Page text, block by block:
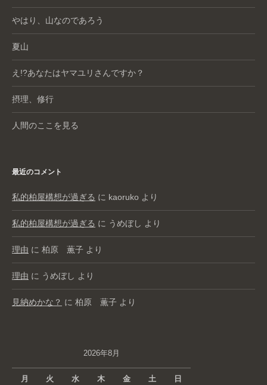
やはり、山なのであろう
夏山
え!?あなたはヤマユリさんですか？
摂理、修行
人間のここを見る
最近のコメント
私的柏屋構想が過ぎる に kaoruko より
私的柏屋構想が過ぎる に うめぼし より
理由 に 柏原 薫子 より
理由 に うめぼし より
見納めかな？ に 柏原 薫子 より
2026年8月
月 火 水 木 金 土 日